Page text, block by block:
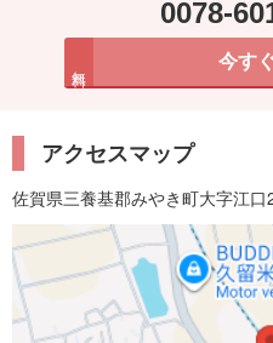
0078-
今す
アクセスマップ
佐賀県三養基郡みやき町大字江口